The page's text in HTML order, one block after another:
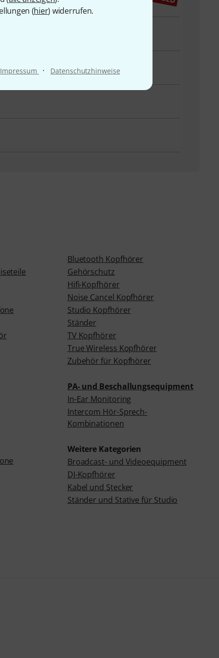
(hier) widerrufen.
Impressum · Datenschutzhinweise
Bluetooth Kopfhörer
Gehörschutz
Hifi-Kopfhörer
Noise Cancel Kopfhörer
Studio Kopfhörer
Ständer
TV Kopfhörer
True Wireless Kopfhörer
Zubehör für Kopfhörer
PA- und Beschallungsequipment
In-Ear Monitoring
Intercom Hör-Sprech-
Kombinationen
Weitere Kategorien
Broadcast- und Videoequipment
DJ-Kopfhörer
Kabel und Stecker
Ständer und Stative für Studio